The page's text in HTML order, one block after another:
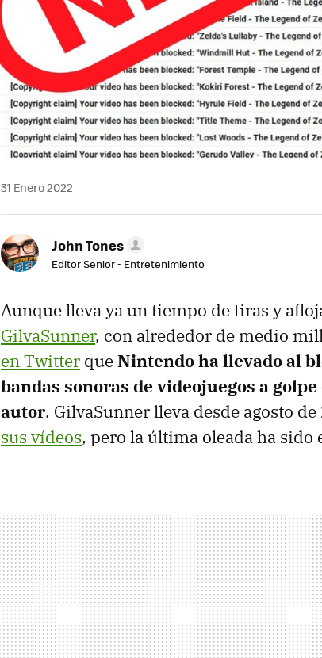
31 Enero 2022
John Tones
Editor Senior - Entretenimiento
Aunque lleva ya un tiempo de tiras y
GilvaSunner, con alrededor de medio
en Twitter queNintendo ha llevado al
bandas sonoras de videojuegos a
autor. GilvaSunner lleva desde agosto
sus vídeos, pero la última oleada ha sido